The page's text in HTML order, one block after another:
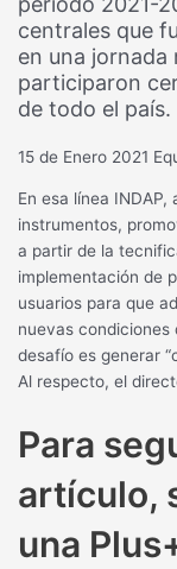
centrales que
en una jornada
participaron
de todo el país.
15 de Enero 2021
En esa línea
instrumentos,
a partir de la
implementación de
usuarios para que
nuevas condiciones
desafío es generar
Al respecto, el
Para
artículo,
una